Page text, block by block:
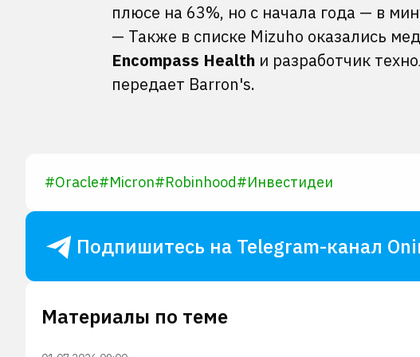
плюсе на 63%, но с начала года — в
— Также в списке Mizuho оказались
Encompass Health и разработчик
передает Barron's.
#Oracle#Micron#Robinhood#Инвестидеи
Подпишитесь на Telegram-канал
Материалы по теме